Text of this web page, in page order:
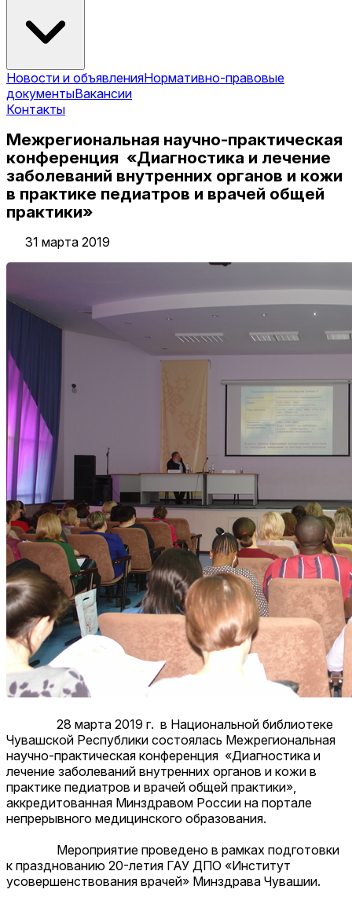
Новости и объявленияНормативно-правовые
документыВакансии
Контакты
Межрегиональная научно-практическая
конференция «Диагностика и лечение
заболеваний внутренних органов и кожи
в практике педиатров и врачей общей
практики»
31 марта 2019
28 марта 2019 г. в Национальной библиотеке
Чувашской Республики состоялась Межрегиональная
научно-практическая конференция «Диагностика и
лечение заболеваний внутренних органов и кожи в
практике педиатров и врачей общей практики»,
аккредитованная Минздравом России на портале
непрерывного медицинского образования.
Мероприятие проведено в рамках подготовки
к празднованию 20-летия ГАУ ДПО «Институт
усовершенствования врачей» Минздрава Чувашии.